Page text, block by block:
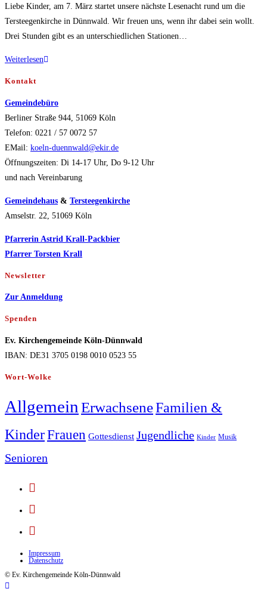
Liebe Kinder, am 7. März startet unsere nächste Lesenacht rund um die
Tersteegenkirche in Dünnwald. Wir freuen uns, wenn ihr dabei sein wollt.
Drei Stunden gibt es an unterschiedlichen Stationen…
WeiterlesenLesenacht
Kontakt
Gemeindebüro
Berliner Straße 944, 51069 Köln
Telefon: 0221 / 57 0072 57
EMail: koeln-duennwald@ekir.de
Öffnungszeiten: Di 14-17 Uhr, Do 9-12 Uhr
und nach Vereinbarung
Gemeindehaus & Tersteegenkirche
Amselstr. 22, 51069 Köln
Pfarrerin Astrid Krall-Packbier
Pfarrer Torsten Krall
Newsletter
Zur Anmeldung
Spenden
Ev. Kirchengemeinde Köln-Dünnwald
IBAN: DE31 3705 0198 0010 0523 55
Wort-Wolke
Allgemein ErwachseneFamilien &
KinderFrauen Gottesdienst Jugendliche Kinder Musik
Senioren
new
tab
a
new
Impressum
Datenschutz
© Ev. Kirchengemeinde Köln-Dünnwald